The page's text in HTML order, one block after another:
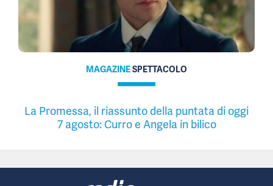
MAGAZINESPETTACOLO
La Promessa, il riassunto della puntata di oggi
7 agosto: Curro e Angela in bilico